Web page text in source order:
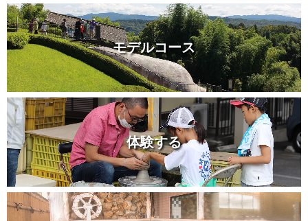
モデルコース
体験する